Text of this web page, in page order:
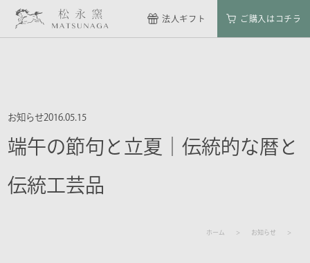
法人ギフト ご購入はコチラ
お知らせ2016.05.15
端午の節句と立夏｜伝統的な暦と
伝統工芸品
ホーム お知らせ